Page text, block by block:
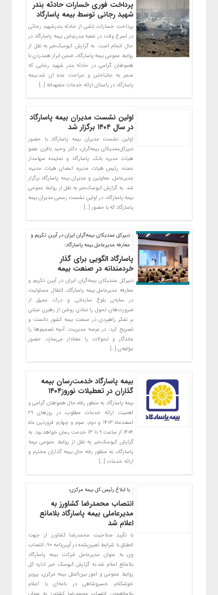
پرداخت فوری خسارات حادثه بندر
شهید رجائی توسط بیمه پاسارگاد
پرداخت خسارات ناشی از حادثه بندر‌شهید رجائی
در اسرع وقت در شعبه بندرعباس بیمه پاسارگاد در
حال انجام است. به گزارش کیوسک‌خبر به نقل از
روابط عمومی بیمه پاسارگاد، ضمن ابراز همدردی با
هموطنان گرامی در حادثه بندر شهید رجایی که
منجر به جانباختن و جراحت عده ای شد.بیمه
پاسارگاد در راستای ارائه خدمات متعهدانه […]
اولین نشست مدیران بیمه پاسارگاد
در سال ۱۴۰۴ برگزار شد
اولین نشست مدیران بیمه پاسارگاد با حضور
دبیرکل‌سندیکای بیمه‌گران، دکتر وحید باقری عضو
هیات مدیره بانک پاسارگاد و نماینده سهامدار
عمده، رئیس هیات مدیره، اعضای هیات مدیره،
مدیرعامل، معاونین و مدیران بیمه پاسارگاد برگزار
شد. به گزارش کیوسک‌خبر به نقل از روابط عمومی
بیمه پاسارگاد، در اولین نشست رسمی مدیران بیمه
پاسارگاد که با حضور […]
دبیرکل سندیکای بیمه‌گران ایران در آیین تکریم و
معارفه مدیرعامل بیمه پاسارگاد:
پاسارگاد الگویی برای گذار
خردمندانه در صنعت بیمه
دبیرکل سندیکای بیمه‌گران ایران در آیین تکریم و
معارفه مدیرعامل بیمه پاسارگاد، انتقال مسئولیت
در سایه‌ی بلوغ سازمانی و درک عمیق از
ضرورت‌های تحول را نمادی روشن از رهبری مبتنی
بر تفکر راهبردی در صنعت بیمه کشور دانست و
تصریح کرد: در عرصه مدیریت، آنچه تصمیم‌ها را
ماندگار و تحولات را معنادار می‌سازد، حضور
مؤلفه‌ی […]
بیمه پاسارگاد خدمت‌رسان بیمه
گذاران در تعطیلات نوروز۱۴۰۴
بیمه پاسارگاد به منظور رفاه حال هموطنان گرامی و
اهمیت ارائه خدمات مطلوب، در روزهای ۲۹
اسفندماه ۱۴۰۳ و دوم، سوم و چهارم فروردین ماه
۱۴۰۴ از ساعت ۹ تا ۱۳ خدمت رسان خواهد بود. به
گزارش کیوسک‌خبر به نقل از روابط عمومی بیمه
پاسارگاد، به منظور رفاه حال بیمه گذاران محترم و
ارائه خدمات […]
با ابلاغ رئیس کل بیمه مرکزی؛
انتصاب محمدرضا کشاورز به
مدیرعاملی بیمه پاسارگاد بلامانع
اعلام شد
با تأیید صلاحیت محمدرضا کشاورز از جهت
انطباق با شرایط تعیین‌شده در آیین‌نامه ۹۰، انتصاب
وی به عنوان مدیرعامل شرکت بیمه پاسارگاد
بلامانع اعلام شد.به گزارش کیوسک خبر اداره کل
روابط عمومی و امور بین‌الملل بیمه مرکزی، پرویز
خوشکلام خسروشاهی در نامه‌ای با اعلام